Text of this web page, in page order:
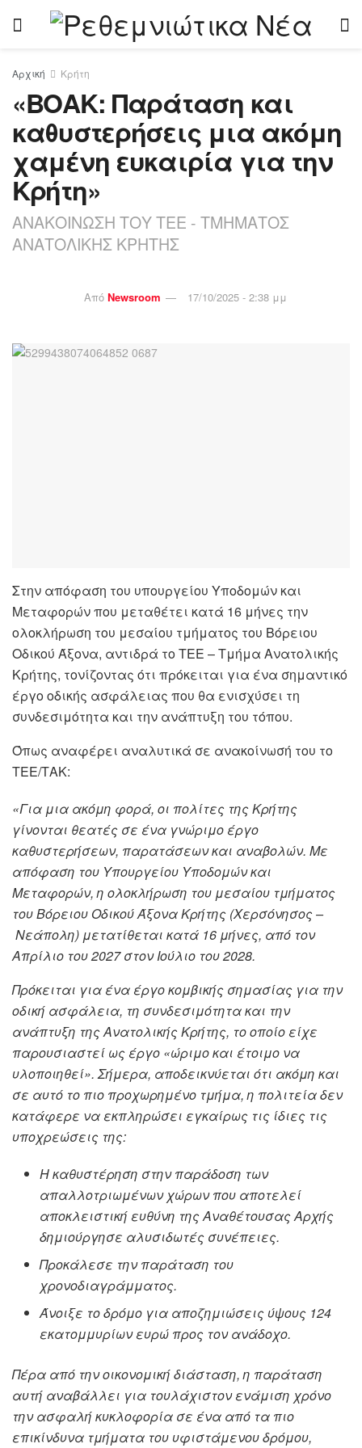
Αρχική Κρήτη
«ΒΟΑΚ: Παράταση και
καθυστερήσεις μια ακόμη
χαμένη ευκαιρία για την
Κρήτη»
ΑΝΑΚΟΙΝΩΣΗ ΤΟΥ ΤΕΕ - ΤΜΗΜΑΤΟΣ
ΑΝΑΤΟΛΙΚΗΣ ΚΡΗΤΗΣ
Από Newsroom 17/10/2025 - 2:38 μμ
Στην απόφαση του υπουργείου Υποδομών και
Μεταφορών που μεταθέτει κατά 16 μήνες την
ολοκλήρωση του μεσαίου τμήματος του Βόρειου
Οδικού Άξονα, αντιδρά το ΤΕΕ – Τμήμα Ανατολικής
Κρήτης, τονίζοντας ότι πρόκειται για ένα σημαντικό
έργο οδικής ασφάλειας που θα ενισχύσει τη
συνδεσιμότητα και την ανάπτυξη του τόπου.
Όπως αναφέρει αναλυτικά σε ανακοίνωσή του το
ΤΕΕ/ΤΑΚ:
«Για μια ακόμη φορά, οι πολίτες της Κρήτης
γίνονται θεατές σε ένα γνώριμο έργο
καθυστερήσεων, παρατάσεων και αναβολών. Με
απόφαση του Υπουργείου Υποδομών και
Μεταφορών, η ολοκλήρωση του μεσαίου τμήματος
του Βόρειου Οδικού Άξονα Κρήτης (Χερσόνησος –
Νεάπολη) μετατίθεται κατά 16 μήνες, από τον
Απρίλιο του 2027 στον Ιούλιο του 2028.
Πρόκειται για ένα έργο κομβικής σημασίας για την
οδική ασφάλεια, τη συνδεσιμότητα και την
ανάπτυξη της Ανατολικής Κρήτης, το οποίο είχε
παρουσιαστεί ως έργο «ώριμο και έτοιμο να
υλοποιηθεί». Σήμερα, αποδεικνύεται ότι ακόμη και
σε αυτό το πιο προχωρημένο τμήμα, η πολιτεία δεν
κατάφερε να εκπληρώσει εγκαίρως τις ίδιες τις
υποχρεώσεις της:
Η καθυστέρηση στην παράδοση των
απαλλοτριωμένων χώρων που αποτελεί
αποκλειστική ευθύνη της Αναθέτουσας Αρχής
δημιούργησε αλυσιδωτές συνέπειες.
Προκάλεσε την παράταση του
χρονοδιαγράμματος.
Άνοιξε το δρόμο για αποζημιώσεις ύψους 124
εκατομμυρίων ευρώ προς τον ανάδοχο.
Πέρα από την οικονομική διάσταση, η παράταση
αυτή αναβάλλει για τουλάχιστον ενάμιση χρόνο
την ασφαλή κυκλοφορία σε ένα από τα πιο
επικίνδυνα τμήματα του υφιστάμενου δρόμου,